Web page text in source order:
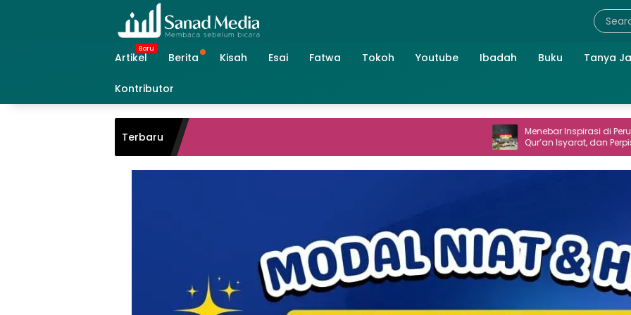
Artikel
Berita Kisah Esai Fatwa Tokoh Youtube Ibadah Buku Tanya
Kontributor
Terbaru
Menebar Inspirasi di Perum TNI AL: Seni,
Qur’an Isyarat, dan Perpisahan yang
Hangat